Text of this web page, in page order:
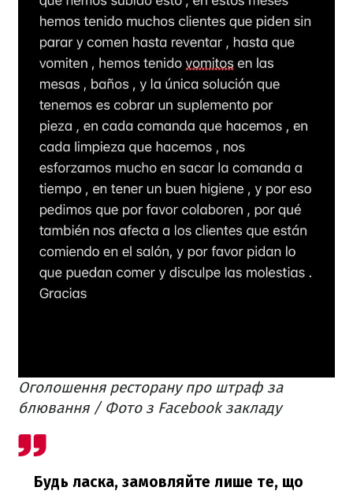
Оголошення ресторану про штраф за
блювання / Фото з Facebook закладу
Будь ласка, замовляйте лише те, що